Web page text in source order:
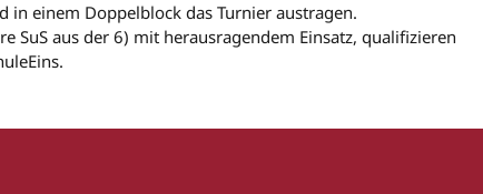
in einem Doppelblock das Turnier austragen.
SuS aus der 6) mit herausragendem Einsatz, qualifizieren